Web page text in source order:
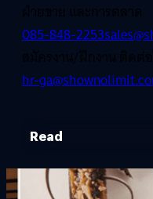
ฝ่ายขาย และการตลาด
085-848-2253
สมัครงาน/ฝึกงาน ติดต่
hr-
Read